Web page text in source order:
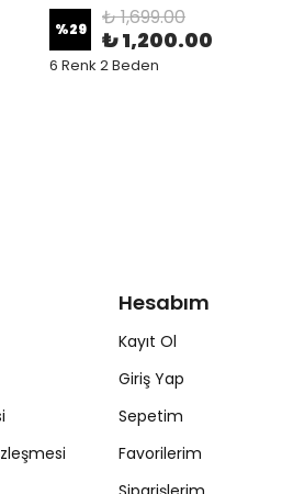
%29 ₺ 1,699.00
₺ 1,200.00
6 Renk 2 Beden
Hesabım
Kayıt Ol
Giriş Yap
Sepetim
Favorilerim